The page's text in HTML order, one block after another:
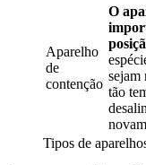
Aparelho
de
contenção
O
sejam
tão
Tipos de